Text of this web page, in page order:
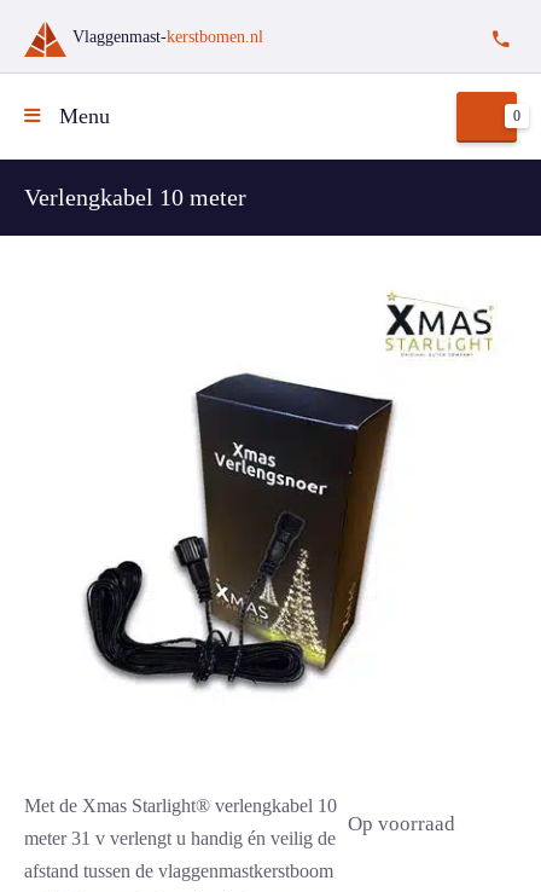
Vlaggenmast-kerstbomen.nl
Menu 0
Verlengkabel 10 meter
Met de Xmas Starlight® verlengkabel 10
meter 31 v verlengt u handig én veilig de
afstand tussen de vlaggenmastkerstboom
Op voorraad